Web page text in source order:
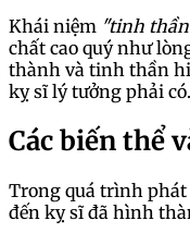
Khái niệm "tinh
chất cao quý như
thành và tinh thần
kỵ sĩ lý tưởng phải có.
Các biến thể
Trong quá trình
đến kỵ sĩ đã hình